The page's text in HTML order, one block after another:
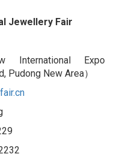
Jewellery Fair
International Expo
Pudong New Area）